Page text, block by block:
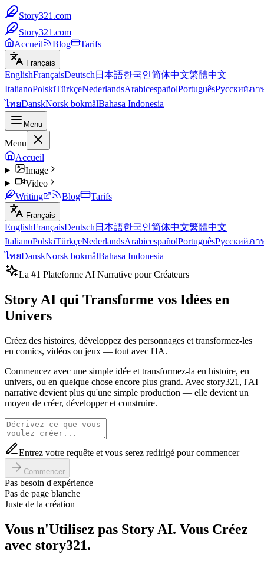
Story321.com
Story321.com
Accueil
Blog Tarifs
Français
EnglishFrançaisDeutsch 日本語한국인简体中文繁體中文
ItalianoPolskiTürkçeNederlandsArabicespañolPortuguêsРусскийภา
ไทยDanskNorsk bokmålBahasa Indonesia
Menu
Menu
Accueil
Image
Video
Writing
Blog Tarifs
Français
EnglishFrançaisDeutsch 日本語한국인简体中文繁體中文
ItalianoPolskiTürkçeNederlandsArabicespañolPortuguêsРусскийภา
ไทยDanskNorsk bokmålBahasa Indonesia
La #1 Plateforme AI Narrative pour Créateurs
Story AI qui Transforme vos Idées en
Univers
Créez des histoires, développez des personnages et transformez-les
en comics, vidéos ou jeux — tout avec l'IA.
Commencez avec une simple idée et transformez-la en histoire, en
univers, ou en quelque chose encore plus grand. Avec story321, l'AI
narrative devient plus qu'une simple production — elle devient un
moyen de créer, développer et construire.
Entrez votre requête et vous serez redirigé pour commencer
Commencer
Pas besoin d'expérience
Pas de page blanche
Juste de la création
Vous n'Utilisez pas Story AI. Vous Créez
avec story321.